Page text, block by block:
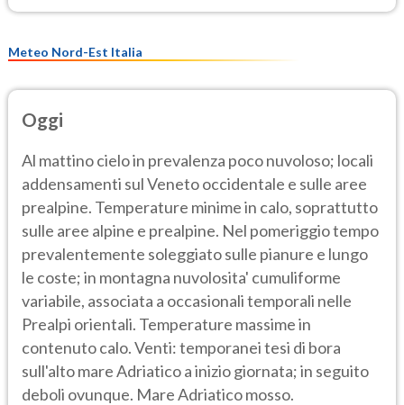
Meteo Nord-Est Italia
Oggi
Al mattino cielo in prevalenza poco nuvoloso; locali
addensamenti sul Veneto occidentale e sulle aree
prealpine. Temperature minime in calo, soprattutto
sulle aree alpine e prealpine. Nel pomeriggio tempo
prevalentemente soleggiato sulle pianure e lungo
le coste; in montagna nuvolosita' cumuliforme
variabile, associata a occasionali temporali nelle
Prealpi orientali. Temperature massime in
contenuto calo. Venti: temporanei tesi di bora
sull'alto mare Adriatico a inizio giornata; in seguito
deboli ovunque. Mare Adriatico mosso.